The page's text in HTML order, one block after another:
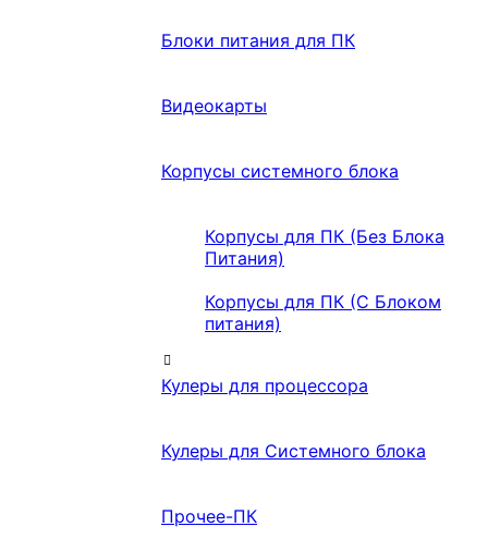
Блоки питания для ПК
Видеокарты
Корпусы системного блока
Корпусы для ПК (Без Блока
Питания)
Корпусы для ПК (С Блоком
питания)
Кулеры для процессора
Кулеры для Системного блока
Прочее-ПК